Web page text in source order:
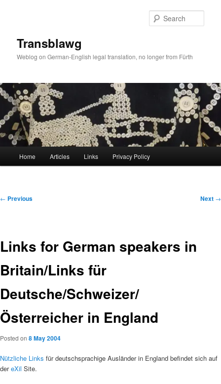
Transblawg
Weblog on German-English legal translation, no longer from Fürth
Home Articles Links Privacy Policy
Post
← Previous Next →
Links for German speakers in
Britain/Links für
Deutsche/Schweizer/
Österreicher in England
Posted on 8 May 2004
Nützliche Links für deutschsprachige Ausländer in England befindet sich auf
dereXil Site.